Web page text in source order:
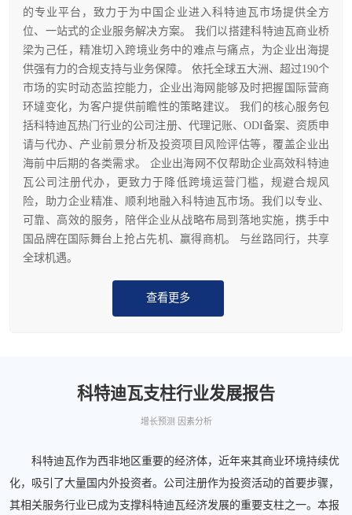
的专业平台，致力于为中国企业进入科特迪瓦市场提供全方
位、一站式的企业服务解决方案。 我们以搭建科特迪瓦商业桥
梁为己任，精准切入跨境业务中的难点与痛点，为企业出海提
供强有力的合规支持与业务保障。 依托全球五大洲、超过190个
市场的实时动态监控能力，企业出海网能够及时把握国际营商
环墶变化，为客户提供前瞻性的策略建议。 我们的核心服务包
括科特迪瓦热门行业的公司注册、代理记账、ODI备案、资质申
请与代办、产业前景分析及投资项目风险评估等，覆盖企业出
海前中后期的各类需求。 企业出海网不仅帮助企业高效科特迪
瓦公司注册代办，更致力于降低跨境运营门槛，规避合规风
险，助力企业精准、顺利地融入科特迪瓦市场。我们以专业、
可靠、高效的服务，陪伴企业从战略布局到落地实施，携手中
国品牌在国际舞台上抢占先机、赢得商机。 与丝路同行，共享
全球机遇。
查看更多
科特迪瓦支柱行业发展报告
增长预测 因素分析
科特迪瓦作为西非地区重要的经济体，近年来其商业环境持续优
化，吸引了大量国内外投资者。公司注册作为投资活动的首要步骤，
其相关服务行业已成为支撑科特迪瓦经济发展的重要支柱之一。本报